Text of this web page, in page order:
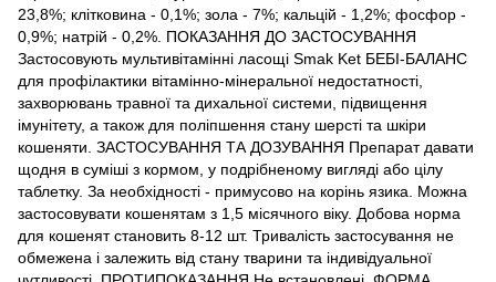
23,8%; клітковина - 0,1%; зола - 7%; кальцій - 1,2%; фосфор -
0,9%; натрій - 0,2%. ПОКАЗАННЯ ДО ЗАСТОСУВАННЯ
Застосовують мультивітамінні ласощі Smak Ket БЕБІ-БАЛАНС
для профілактики вітамінно-мінеральної недостатності,
захворювань травної та дихальної системи, підвищення
імунітету, а також для поліпшення стану шерсті та шкіри
кошеняти. ЗАСТОСУВАННЯ ТА ДОЗУВАННЯ Препарат давати
щодня в суміші з кормом, у подрібненому вигляді або цілу
таблетку. За необхідності - примусово на корінь язика. Можна
застосовувати кошенятам з 1,5 місячного віку. Добова норма
для кошенят становить 8-12 шт. Тривалість застосування не
обмежена і залежить від стану тварини та індивідуальної